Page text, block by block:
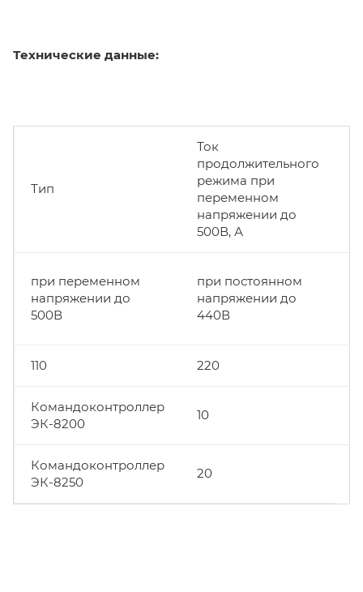
Технические данные:
Тип
Ток
продолжительного
режима при
переменном
напряжении до
500В, А
при переменном
напряжении до
500В
при постоянном
напряжении до
440В
110 220
Командоконтроллер
ЭК-8200
10
Командоконтроллер
ЭК-8250
20